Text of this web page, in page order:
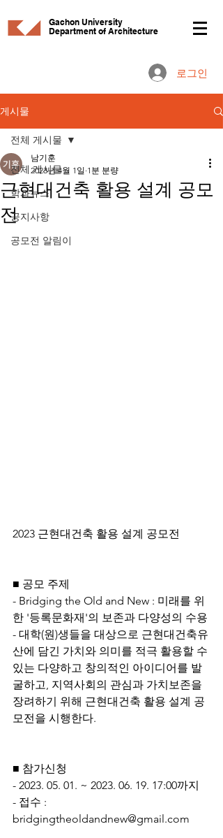
Gachon University
Department of Architecture
로그인
게시물
전체 게시물
학과뉴스
공지사항
공모전 알림이
전체 게시물
근현대건축 활용 설계 공모
전
남기훈
2023년 4월 1일 1분 분량
2023 근현대건축 활용 설계 공모전
■ 공모 주제
- Bridging the Old and New : 미래를 위
한 '등록문화재'의 보존과 다양성의 수용
- 대학(원)생들을 대상으로 근현대건축유
산에 담긴 가치와 의미를 적극 활용할 수
있는 다양하고 창의적인 아이디어를 발
굴하고, 지역사회의 관심과 가치보존을
장려하기 위해 근현대건축 활용 설계 공
모전을 시행한다.
■ 참가신청
- 2023. 05. 01. ~ 2023. 06. 19. 17:00까지
- 접수 :
bridgingtheoldandnew@gmail.com